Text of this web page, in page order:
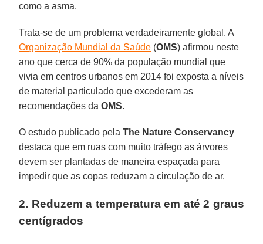
como a asma.
Trata-se de um problema verdadeiramente global. A
Organização Mundial da Saúde (OMS) afirmou neste
ano que cerca de 90% da população mundial que
vivia em centros urbanos em 2014 foi exposta a níveis
de material particulado que excederam as
recomendações daOMS.
O estudo publicado pelaThe Nature Conservancy
destaca que em ruas com muito tráfego as árvores
devem ser plantadas de maneira espaçada para
impedir que as copas reduzam a circulação de ar.
2. Reduzem a temperatura em até 2 graus
centígrados